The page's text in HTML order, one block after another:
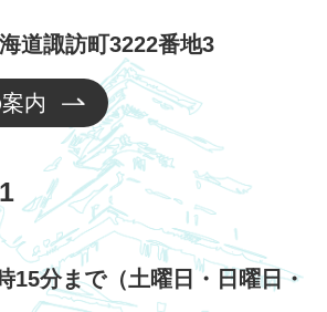
道諏訪町3222番地3
内
15分まで（土曜日・日曜日・